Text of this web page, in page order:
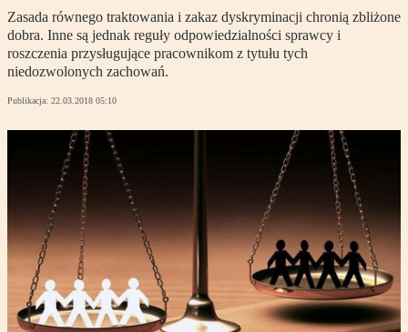
Zasada równego traktowania i zakaz dyskryminacji chronią zbliżone
dobra. Inne są jednak reguły odpowiedzialności sprawcy i
roszczenia przysługujące pracownikom z tytułu tych
niedozwolonych zachowań.
Publikacja: 22.03.2018 05:10